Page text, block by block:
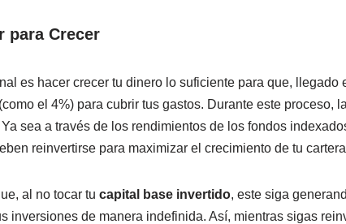
para Crecer
es hacer crecer tu dinero lo suficiente para que,
el 4%) para cubrir tus gastos. Durante este proceso,
sea a través de los rendimientos de los fondos
reinvertirse para maximizar el crecimiento de tu
al no tocar tu capital base invertido, este siga
inversiones de manera indefinida. Así, mientras sigas